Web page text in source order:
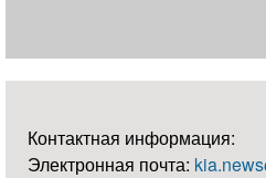
Контактная информация:
Электронная почта: